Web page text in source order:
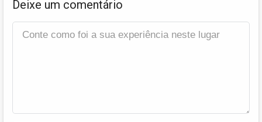
Deixe um comentário